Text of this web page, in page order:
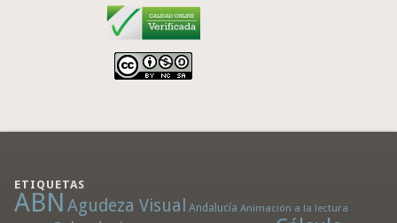
ETIQUETAS
ABN Agudeza Visual Andalucía Animación a la lectura